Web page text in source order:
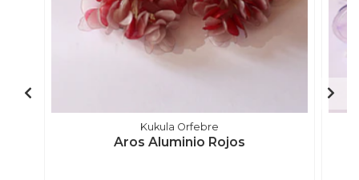
Kukula Orfebre
Aros Aluminio Rojos